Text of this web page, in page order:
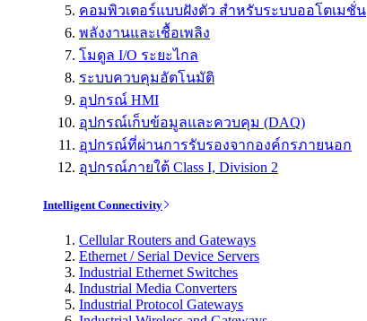
คอมพิวเตอร์แบบฝังตัว สำหรับระบบออโตเมชั่น
พลังงานและเชื้อเพลิง
โมดูล I/O ระยะไกล
ระบบควบคุมอัตโนมัติ
อุปกรณ์ HMI
อุปกรณ์เก็บข้อมูลและควบคุม (DAQ)
อุปกรณ์ที่ผ่านการรับรองจากองค์กรภายนอก
อุปกรณ์ภายใต้ Class I, Division 2
Intelligent Connectivity
Cellular Routers and Gateways
Ethernet / Serial Device Servers
Industrial Ethernet Switches
Industrial Media Converters
Industrial Protocol Gateways